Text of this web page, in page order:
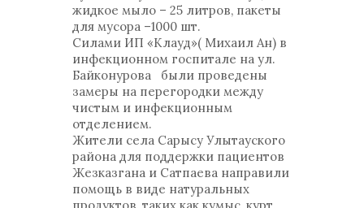
жидкое мыло – 25 литров, пакеты
для мусора –1000 шт.
Силами ИП «Клауд»( Михаил Ан) в
инфекционном госпитале на ул.
Байконурова были проведены
замеры на перегородки между
чистым и инфекционным
отделением.
Жители села Сарысу Улытауского
района для поддержки пациентов
Жезказгана и Сатпаева направили
помощь в виде натуральных